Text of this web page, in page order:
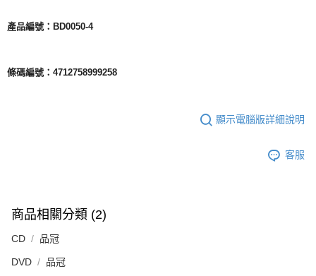
產品編號：BD0050-4
條碼編號：4712758999258
顯示電腦版詳細說明
客服
商品相關分類 (2)
CD 品冠
DVD 品冠